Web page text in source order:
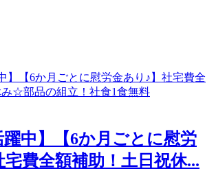
躍中】【6か月ごとに慰労
費全額補助！土日祝休...